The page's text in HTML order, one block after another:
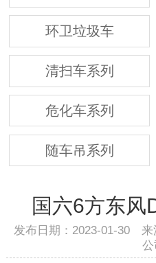
环卫垃圾车
清扫车系列
危化车系列
随车吊系列
国六6方东风
发布日期：2023-01-30 来
公